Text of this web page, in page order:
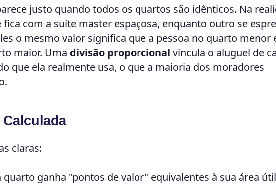
justo quando todos os quartos são idênticos. Na
com a suíte master espaçosa, enquanto outro se
o mesmo valor significa que a pessoa no quarto menor
maior. Uma divisão proporcional vincula o aluguel de
que ela realmente usa, o que a maioria dos moradores
claras:
quarto ganha "pontos de valor" equivalentes à sua área útil